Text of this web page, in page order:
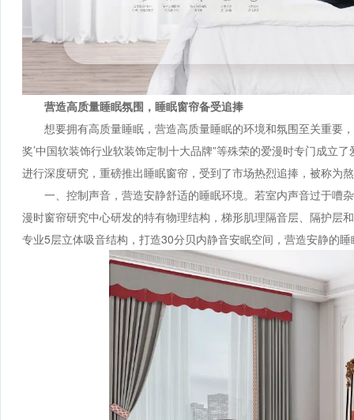
营造高质量睡眠氛围，睡眠窗帘备受追捧
想要拥有高质量睡眠，营造高质量睡眠的环境和氛围至关重要
奖’中国软装饰行业软装饰定制十大品牌”等殊荣的爱漫时专门成立
进行深度研究，重磅推出睡眠窗帘，受到了市场热烈追捧，被称为
一、控制声音，营造安静舒适的睡眠环境。若室内声音过于嘈
漫时窗帘研究中心研发的特有物理结构，梯形肌理隔音层、隔护层
专业5层立体吸音结构，打造30分贝内静音安眠空间，营造安静的